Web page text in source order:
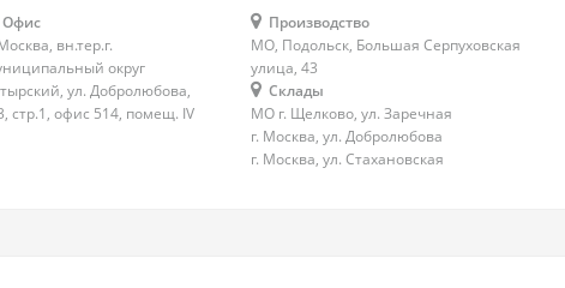
вн.тер.г.
округ
ул. Добролюбова,
стр.1, офис 514, помещ. IV
Производство
МО, Подольск, Большая Серпуховская
улица, 43
Склады
МО г. Щелково, ул. Заречная
г. Москва, ул. Добролюбова
г. Москва, ул. Стахановская